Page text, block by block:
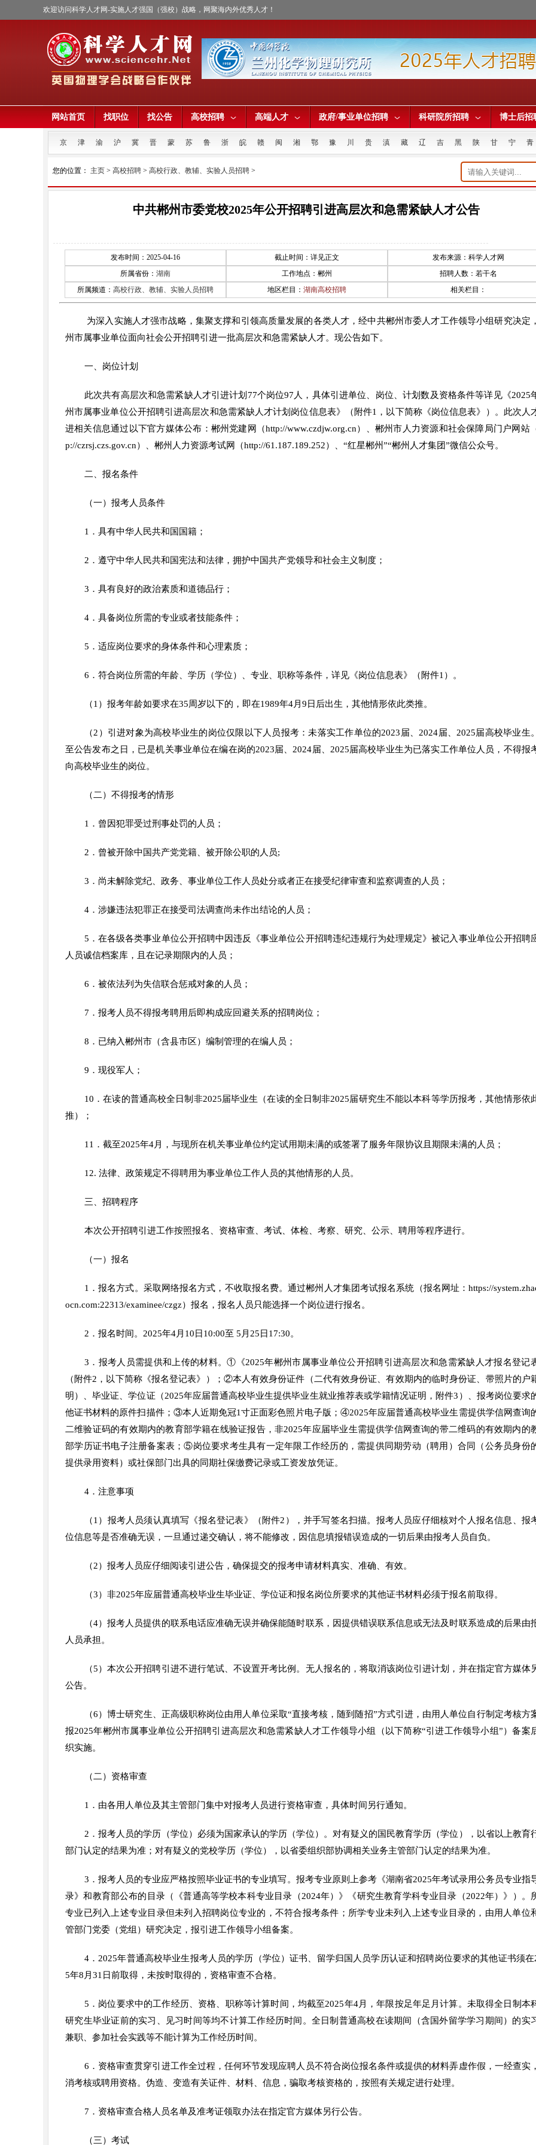
欢迎访问科学人才网-实施人才强国（强校）战略，网聚海内外优秀人才！
网站首页 找职位 找公告 高校招聘 高端人才 政府/事业单位招聘 科研院所招聘 博士后招
京 津 渝 沪 冀 晋 蒙 苏 鲁 浙 皖 赣 闽 湘 鄂 豫 川 贵 滇 藏 辽 吉 黑 陕 甘 宁 青
您的位置： 主页 > 高校招聘 > 高校行政、教辅、实验人员招聘 >
中共郴州市委党校2025年公开招聘引进高层次和急需紧缺人才公告
发布时间： 2025-04-16 截止时间：详见正文
发布来源：科学人才网
所属省份： 湖南 工作地点：郴州
招聘人数：若干名
所属频道： 高校行政、教辅、实验人员招聘 地区栏目： 湖南高校招聘 相关栏目：
为深入实施人才强市战略，集聚支撑和引领高质量发展的各类人才，经中共郴州市委人才工作领导小组研究决定
州市属事业单位面向社会公开招聘引进一批高层次和急需紧缺人才。现公告如下。
一、岗位计划
此次共有高层次和急需紧缺人才引进计划77个岗位97人，具体引进单位、岗位、计划数及资格条件等详见《2025
州市属事业单位公开招聘引进高层次和急需紧缺人才计划岗位信息表》（附件1，以下简称《岗位信息表》）。此次人
进相关信息通过以下官方媒体公布：郴州党建网（http://www.czdjw.org.cn）、郴州市人力资源和社会保障局门户网站
p://czrsj.czs.gov.cn）、郴州人力资源考试网（http://61.187.189.252）、“红星郴州”“郴州人才集团”微信公众号。
二、报名条件
（一）报考人员条件
1．具有中华人民共和国国籍；
2．遵守中华人民共和国宪法和法律，拥护中国共产党领导和社会主义制度；
3．具有良好的政治素质和道德品行；
4．具备岗位所需的专业或者技能条件；
5．适应岗位要求的身体条件和心理素质；
6．符合岗位所需的年龄、学历（学位）、专业、职称等条件，详见《岗位信息表》（附件1）。
（1）报考年龄如要求在35周岁以下的，即在1989年4月9日后出生，其他情形依此类推。
（2）引进对象为高校毕业生的岗位仅限以下人员报考：未落实工作单位的2023届、2024届、2025届高校毕业生
至公告发布之日，已是机关事业单位在编在岗的2023届、2024届、2025届高校毕业生为已落实工作单位人员，不得报
向高校毕业生的岗位。
（二）不得报考的情形
1．曾因犯罪受过刑事处罚的人员；
2．曾被开除中国共产党党籍、被开除公职的人员;
3．尚未解除党纪、政务、事业单位工作人员处分或者正在接受纪律审查和监察调查的人员；
4．涉嫌违法犯罪正在接受司法调查尚未作出结论的人员；
5．在各级各类事业单位公开招聘中因违反《事业单位公开招聘违纪违规行为处理规定》被记入事业单位公开招聘
人员诚信档案库，且在记录期限内的人员；
6．被依法列为失信联合惩戒对象的人员；
7．报考人员不得报考聘用后即构成应回避关系的招聘岗位；
8．已纳入郴州市（含县市区）编制管理的在编人员；
9．现役军人；
10．在读的普通高校全日制非2025届毕业生（在读的全日制非2025届研究生不能以本科等学历报考，其他情形依
推）；
11．截至2025年4月，与现所在机关事业单位约定试用期未满的或签署了服务年限协议且期限未满的人员；
12. 法律、政策规定不得聘用为事业单位工作人员的其他情形的人员。
三、招聘程序
本次公开招聘引进工作按照报名、资格审查、考试、体检、考察、研究、公示、聘用等程序进行。
（一）报名
1．报名方式。采取网络报名方式，不收取报名费。通过郴州人才集团考试报名系统（报名网址：https://
ocn.com:22313/examinee/czgz）报名，报名人员只能选择一个岗位进行报名。
2．报名时间。2025年4月10日10:00至 5月25日17:30。
3．报考人员需提供和上传的材料。①《2025年郴州市属事业单位公开招聘引进高层次和急需紧缺人才报名登记
（附件2，以下简称《报名登记表》）；②本人有效身份证件（二代有效身份证、有效期内的临时身份证、带照片的户
明）、毕业证、学位证（2025年应届普通高校毕业生提供毕业生就业推荐表或学籍情况证明，附件3）、报考岗位要求
他证书材料的原件扫描件；③本人近期免冠1寸正面彩色照片电子版；④2025年应届普通高校毕业生需提供学信网查询
二维验证码的有效期内的教育部学籍在线验证报告，非2025年应届毕业生需提供学信网查询的带二维码的有效期内的
部学历证书电子注册备案表；⑤岗位要求考生具有一定年限工作经历的，需提供同期劳动（聘用）合同（公务员身份
提供录用资料）或社保部门出具的同期社保缴费记录或工资发放凭证。
4．注意事项
（1）报考人员须认真填写《报名登记表》（附件2），并手写签名扫描。报考人员应仔细核对个人报名信息、报
位信息等是否准确无误，一旦通过递交确认，将不能修改，因信息填报错误造成的一切后果由报考人员自负。
（2）报考人员应仔细阅读引进公告，确保提交的报考申请材料真实、准确、有效。
（3）非2025年应届普通高校毕业生毕业证、学位证和报名岗位所要求的其他证书材料必须于报名前取得。
（4）报考人员提供的联系电话应准确无误并确保能随时联系，因提供错误联系信息或无法及时联系造成的后果由
人员承担。
（5）本次公开招聘引进不进行笔试、不设置开考比例。无人报名的，将取消该岗位引进计划，并在指定官方媒体
公告。
（6）博士研究生、正高级职称岗位由用人单位采取“直接考核，随到随招”方式引进，由用人单位自行制定考核方
报2025年郴州市属事业单位公开招聘引进高层次和急需紧缺人才工作领导小组（以下简称“引进工作领导小组”）备案
织实施。
（二）资格审查
1．由各用人单位及其主管部门集中对报考人员进行资格审查，具体时间另行通知。
2．报考人员的学历（学位）必须为国家承认的学历（学位）。对有疑义的国民教育学历（学位），以省以上教育
部门认定的结果为准；对有疑义的党校学历（学位），以省委组织部协调相关业务主管部门认定的结果为准。
3．报考人员的专业应严格按照毕业证书的专业填写。报考专业原则上参考《湖南省2025年考试录用公务员专业指
录》和教育部公布的目录（《普通高等学校本科专业目录（2024年）》《研究生教育学科专业目录（2022年）》）。
专业已列入上述专业目录但未列入招聘岗位专业的，不符合报考条件；所学专业未列入上述专业目录的，由用人单位
管部门党委（党组）研究决定，报引进工作领导小组备案。
4．2025年普通高校毕业生报考人员的学历（学位）证书、留学归国人员学历认证和招聘岗位要求的其他证书须在
5年8月31日前取得，未按时取得的，资格审查不合格。
5．岗位要求中的工作经历、资格、职称等计算时间，均截至2025年4月，年限按足年足月计算。未取得全日制本
研究生毕业证前的实习、见习时间等均不计算工作经历时间。全日制普通高校在读期间（含国外留学学习期间）的实
兼职、参加社会实践等不能计算为工作经历时间。
6．资格审查贯穿引进工作全过程，任何环节发现应聘人员不符合岗位报名条件或提供的材料弄虚作假，一经查实
消考核或聘用资格。伪造、变造有关证件、材料、信息，骗取考核资格的，按照有关规定进行处理。
7．资格审查合格人员名单及准考证领取办法在指定官方媒体另行公告。
（三）考试